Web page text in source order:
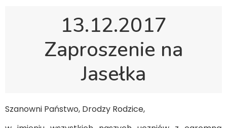
13.12.2017
Zaproszenie na
Jasełka
Szanowni Państwo, Drodzy Rodzice,